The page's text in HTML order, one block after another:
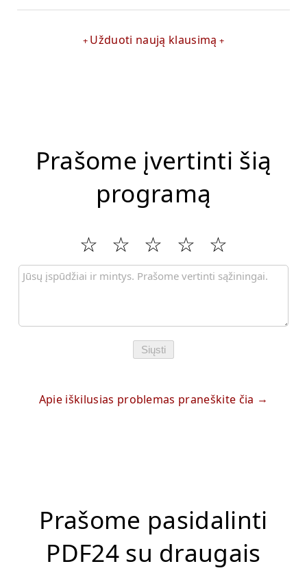
Užduoti naują klausimą
Prašome įvertinti šią
programą
Siųsti
Apie iškilusias problemas praneškite čia
Prašome pasidalinti
PDF24 su draugais